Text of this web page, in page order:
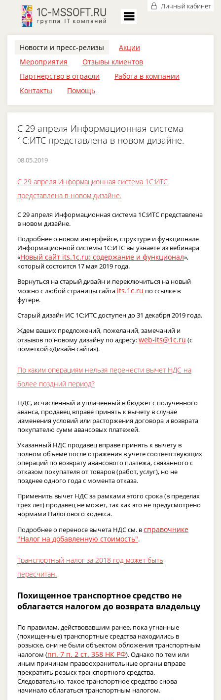
Личный кабинет
Новости и пресс-релизы
Акции
Мероприятия
Отзывы клиентов
Партнерство в отрасли
Работа в компании
Контакты
Помощь
С 29 апреля Информационная система
1С:ИТС представлена в новом дизайне.
08.05.2019
С 29 апреля Информационная система 1С:ИТС
представлена в новом дизайне.
С 29 апреля Информационная система 1С:ИТС представлена
в новом дизайне.
Подробнее о новом интерфейсе, структуре и функционале
Информационной системы 1С:ИТС вы узнаете из вебинара
«Новый сайт its.1c.ru: содержание и функционал»,
который состоится 17 мая 2019 года.
Вернуться на старый дизайн и переключиться на новый
можно с любой страницы сайта its.1c.ru по ссылке в
футере.
Старый дизайн ИС 1С:ИТС доступен до 31 декабря 2019 года.
Ждем ваших предложений, пожеланий, замечаний и
отзывов по новому дизайну по адресу:web-its@1c.ru (с
пометкой «Дизайн сайта»).
По каким операциям нельзя перенести вычет НДС на
более поздний период?
НДС, исчисленный и уплаченный в бюджет с полученного
аванса, продавец вправе принять к вычету в случае
изменения условий или расторжения договора и возврата
покупателю сумм авансовых платежей.
Указанный НДС продавец вправе принять к вычету в
полном объеме после отражения в учете соответствующих
операций по возврату авансового платежа, связанного с
отказом покупателя от товаров (работ, услуг), но не
позднее одного года с момента отказа.
Применить вычет НДС за рамками этого срока (в пределах
трех лет) продавец не может, так как это не предусмотрено
нормами Налогового кодекса.
Подробнее о переносе вычета НДС см. всправочнике
"Налог на добавленную стоимость".
Транспортный налог за 2018 год может быть
пересчитан.
Похищенное транспортное средство не
облагается налогом до возврата владельцу
По правилам, действовавшим ранее, пока угнанные
(похищенные) транспортные средства находились в
розыске, они не были объектом обложения транспортным
налогом (пп. 7 п. 2 ст. 358 НК РФ). Однако по тем или
иным причинам правоохранительные органы вправе
прекратить розыск транспортного средства.
Следовательно, такое транспортное средство снова
начинало облагаться транспортным налогом.